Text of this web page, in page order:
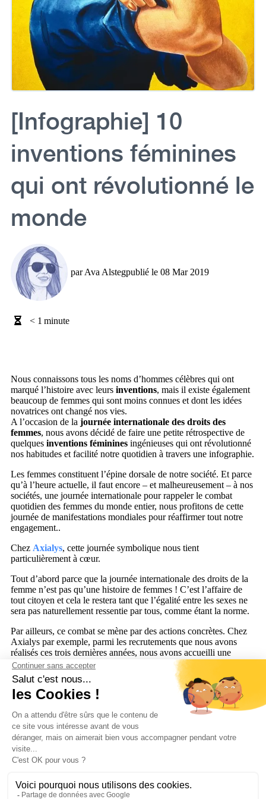
[Infographie] 10
inventions féminines
qui ont révolutionné le
monde
parAva Alstegpublié le 08 Mar 2019
< 1 minute
Nous connaissons tous les noms d’hommes célèbres qui ont
marqué l’histoire avec leurs inventions, mais il existe également
beaucoup de femmes qui sont moins connues et dont les idées
novatrices ont changé nos vies.
A l’occasion de la journée internationale des droits des
femmes, nous avons décidé de faire une petite rétrospective de
quelques inventions féminines ingénieuses qui ont révolutionné
nos habitudes et facilité notre quotidien à travers une infographie.
Les femmes constituent l’épine dorsale de notre société. Et parce
qu’à l’heure actuelle, il faut encore – et malheureusement – à nos
sociétés, une journée internationale pour rappeler le combat
quotidien des femmes du monde entier, nous profitons de cette
journée de manifestations mondiales pour réaffirmer tout notre
engagement..
Chez Axialys, cette journée symbolique nous tient
particulièrement à cœur.
Tout d’abord parce que la journée internationale des droits de la
femme n’est pas qu’une histoire de femmes ! C’est l’affaire de
tout citoyen et cela le restera tant que l’égalité entre les sexes ne
sera pas naturellement ressentie par tous, comme étant la norme.
Par ailleurs, ce combat se mène par des actions concrètes. Chez
Axialys par exemple, parmi les recrutements que nous avons
réalisés ces trois dernières années, nous avons accueilli une
quinzaine de collaboratrices. Les profils et les responsabilités sont
variés : responsable des partenariats stratégiques, chef de produit,
business developer, event manager, directrice business ou encore
responsable marketing… Nous mettons un point – et un coup de
poing – d’honneur à ce que notre développement bénéficie de la
valeur ajoutée que les femmes apportent à l’entreprise, autant que
de la richesse amenée par des équipes à la mixité équilibrée.
Mesdames, nous le réaffirmons, chez Axialys, nous sommes fiers
de travailler pour et avec des femmes.
Ressources